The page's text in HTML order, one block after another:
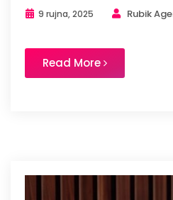
9 rujna, 2025 Rubik
Read More